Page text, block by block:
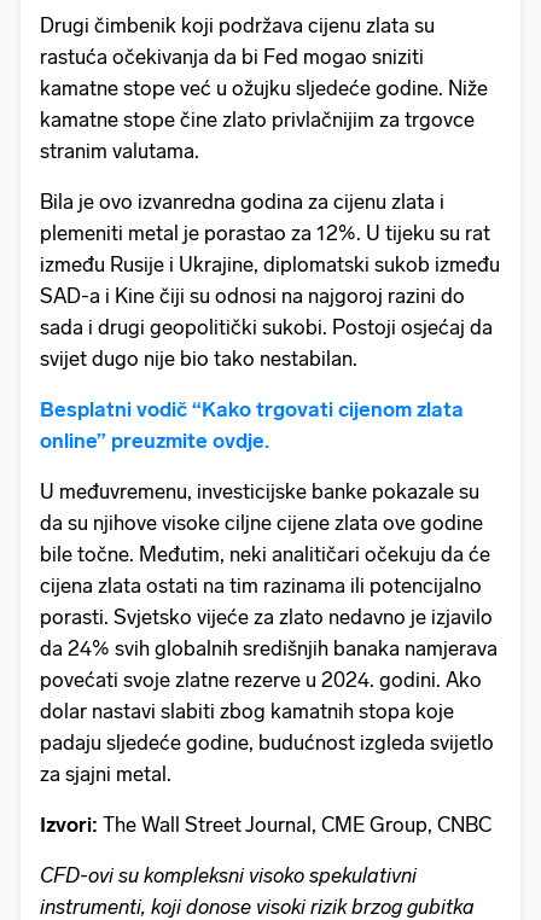
Drugi čimbenik koji podržava cijenu zlata su
rastuća očekivanja da bi Fed mogao sniziti
kamatne stope već u ožujku sljedeće godine. Niže
kamatne stope čine zlato privlačnijim za trgovce
stranim valutama.
Bila je ovo izvanredna godina za cijenu zlata i
plemeniti metal je porastao za 12%. U tijeku su rat
između Rusije i Ukrajine, diplomatski sukob između
SAD-a i Kine čiji su odnosi na najgoroj razini do
sada i drugi geopolitički sukobi. Postoji osjećaj da
svijet dugo nije bio tako nestabilan.
Besplatni vodič “Kako trgovati cijenom zlata
online” preuzmite ovdje.
U međuvremenu, investicijske banke pokazale su
da su njihove visoke ciljne cijene zlata ove godine
bile točne. Međutim, neki analitičari očekuju da će
cijena zlata ostati na tim razinama ili potencijalno
porasti. Svjetsko vijeće za zlato nedavno je izjavilo
da 24% svih globalnih središnjih banaka namjerava
povećati svoje zlatne rezerve u 2024. godini. Ako
dolar nastavi slabiti zbog kamatnih stopa koje
padaju sljedeće godine, budućnost izgleda svijetlo
za sjajni metal.
Izvori: The Wall Street Journal, CME Group, CNBC
CFD-ovi su kompleksni visoko spekulativni
instrumenti, koji donose visoki rizik brzog gubitka